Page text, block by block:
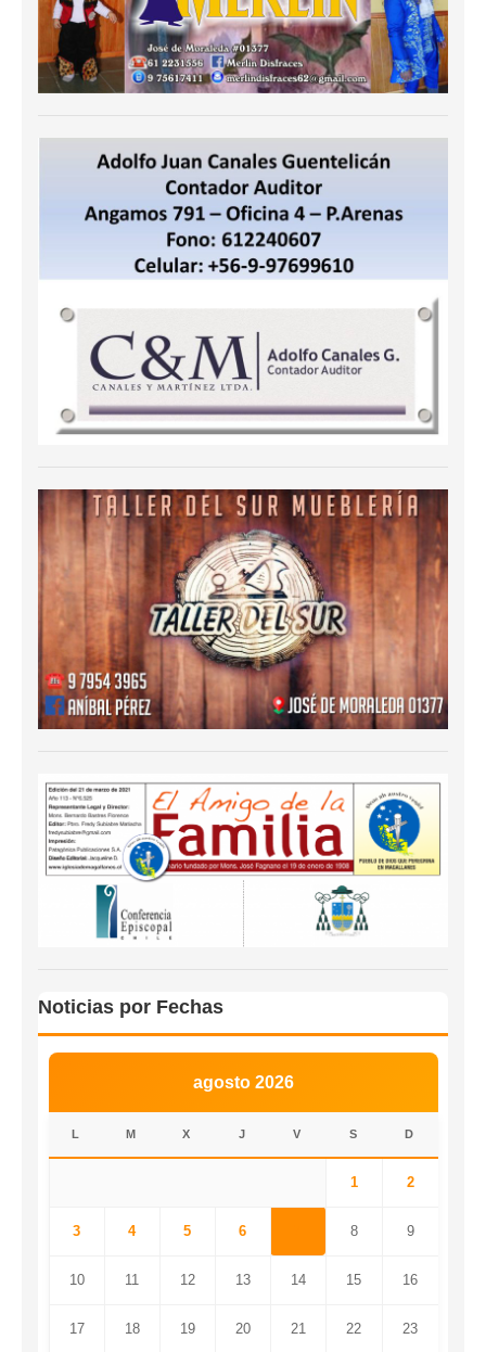
Noticias por Fechas
agosto 2026
L M X J V S D
1 2
3 4 5 6 8 9
10 11 12 13 14 15 16
17 18 19 20 21 22 23